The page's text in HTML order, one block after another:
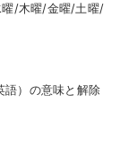
曜/木曜/金曜/土曜/
）の意味と解除